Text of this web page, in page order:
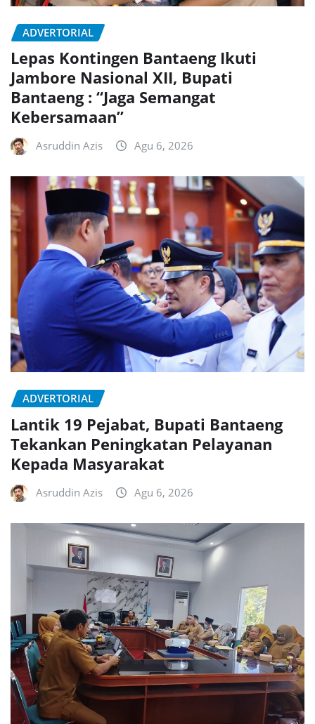
ADVERTORIAL
Lepas Kontingen Bantaeng Ikuti
Jambore Nasional XII, Bupati
Bantaeng : “Jaga Semangat
Kebersamaan”
Asruddin Azis Agu 6, 2026
ADVERTORIAL
Lantik 19 Pejabat, Bupati Bantaeng
Tekankan Peningkatan Pelayanan
Kepada Masyarakat
Asruddin Azis Agu 6, 2026